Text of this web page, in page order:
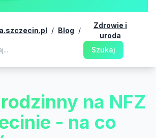
/ Blog /
Zdrowie i
uroda
Szukaj
na NFZ
- na co